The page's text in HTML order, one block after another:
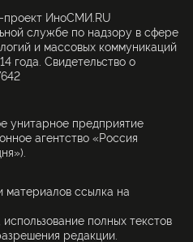
проект ИноСМИ.RU
службе по надзору в сфере
и массовых коммуникаций
года. Свидетельство о
унитарное предприятие
агентство «Россия
материалов ссылка на
полных текстов
редакции.